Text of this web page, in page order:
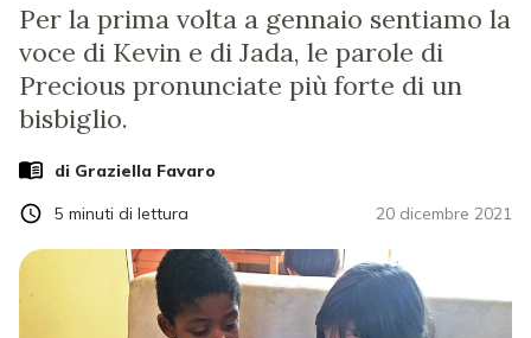
Per la prima volta a gennaio sentiamo la
voce di Kevin e di Jada, le parole di
Precious pronunciate più forte di un
bisbiglio.
di Graziella Favaro
20 dicembre 2021
5 minuti di lettura